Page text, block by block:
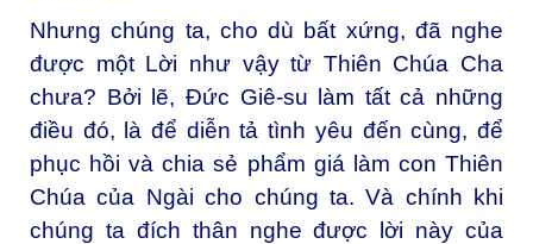
Nhưng chúng ta, cho dù bất xứng, đã nghe
được một Lời như vậy từ Thiên Chúa Cha
chưa? Bởi lẽ, Đức Giê-su làm tất cả những
điều đó, là để diễn tả tình yêu đến cùng, để
phục hồi và chia sẻ phẩm giá làm con Thiên
Chúa của Ngài cho chúng ta. Và chính khi
chúng ta đích thân nghe được lời này của